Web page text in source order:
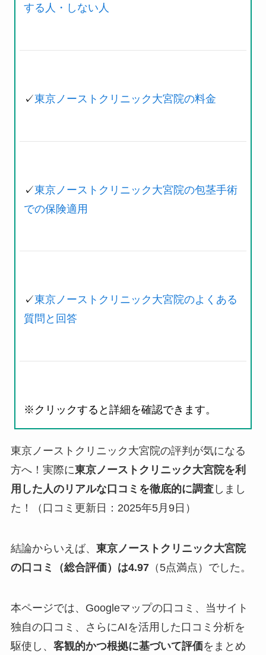
する人・しない人
✓東京ノーストクリニック大宮院の料金
✓東京ノーストクリニック大宮院の包茎手術
での保険適用
✓東京ノーストクリニック大宮院のよくある
質問と回答
※クリックすると詳細を確認できます。
東京ノーストクリニック大宮院の評判が気になる
方へ！実際に東京ノーストクリニック大宮院を利
用した人のリアルな口コミを徹底的に調査しまし
た！（口コミ更新日：2025年5月9日）
結論からいえば、 東京ノーストクリニック大宮院
の口コミ（総合評価）は4.97（5点満点）でした。
本ページでは、Googleマップの口コミ、当サイト
独自の口コミ、さらにAIを活用した口コミ分析を
駆使し、 客観的かつ根拠に基づいて評価をまとめ